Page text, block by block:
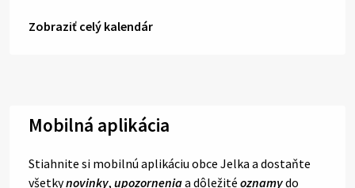
Zobraziť celý kalendár
Mobilná aplikácia
Stiahnite si mobilnú aplikáciu obce Jelka a dostaňte
všetkynovinky, upozorneniaa dôležité oznamydo